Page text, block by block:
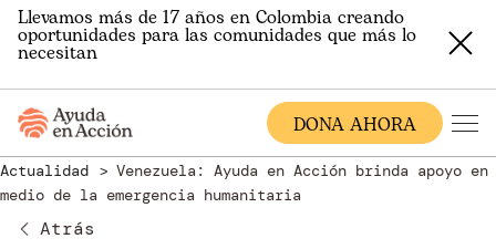
Llevamos más de 17 años en Colombia creando
oportunidades para las comunidades que más lo
necesitan
DONA AHORA
Actualidad
Venezuela: Ayuda en Acción brinda apoyo en
medio de la emergencia humanitaria
Atrás